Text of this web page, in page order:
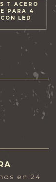
T ACERO
PARA 4
LED
en 24